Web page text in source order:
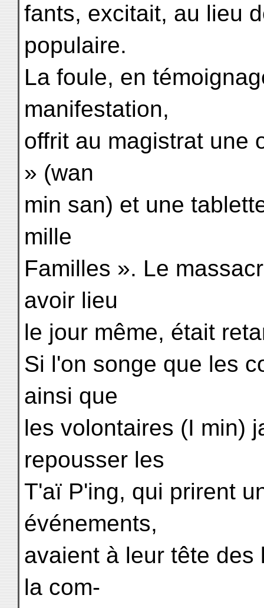
fants, excitait, au lieu
populaire.
La foule, en
manifestation,
offrit au magistrat une
» (wan
min san) et une
mille
Familles ». Le
avoir lieu
le jour même, était
Si l'on songe que les
ainsi que
les volontaires (I min)
repousser les
T'aï P'ing, qui prirent
événements,
avaient à leur tête
la com-